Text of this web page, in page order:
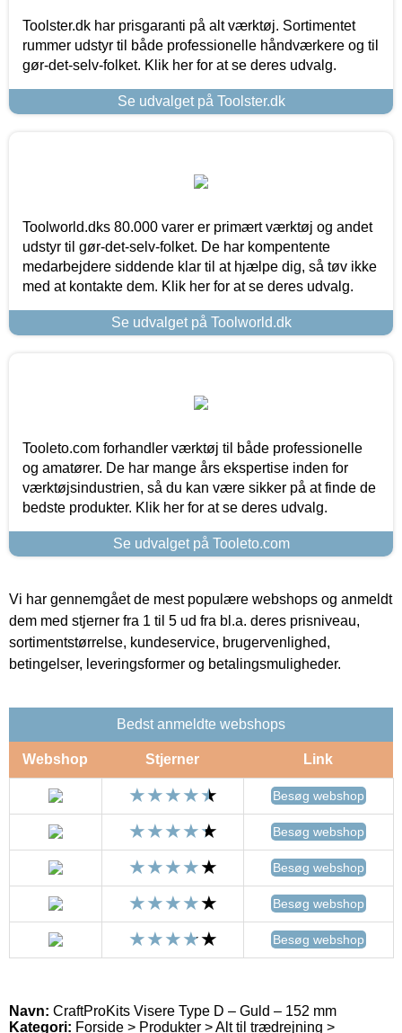
Toolster.dk har prisgaranti på alt værktøj. Sortimentet
rummer udstyr til både professionelle håndværkere og til
gør-det-selv-folket. Klik her for at se deres udvalg.
Se udvalget på Toolster.dk
Toolworld.dks 80.000 varer er primært værktøj og andet
udstyr til gør-det-selv-folket. De har kompentente
medarbejdere siddende klar til at hjælpe dig, så tøv ikke
med at kontakte dem. Klik her for at se deres udvalg.
Se udvalget på Toolworld.dk
Tooleto.com forhandler værktøj til både professionelle
og amatører. De har mange års ekspertise inden for
værktøjsindustrien, så du kan være sikker på at finde de
bedste produkter. Klik her for at se deres udvalg.
Se udvalget på Tooleto.com
Vi har gennemgået de mest populære webshops og anmeldt
dem med stjerner fra 1 til 5 ud fra bl.a. deres prisniveau,
sortimentstørrelse, kundeservice, brugervenlighed,
betingelser, leveringsformer og betalingsmuligheder.
Bedst anmeldte webshops
Webshop Stjerner Link
Besøg webshop
Besøg webshop
Besøg webshop
Besøg webshop
Besøg webshop
Navn: CraftProKits Visere Type D – Guld – 152 mm
Kategori: Forside > Produkter > Alt til trædrejning >